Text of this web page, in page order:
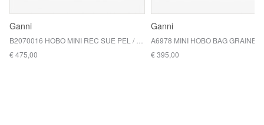
Ganni
€ 475,00
Ganni
€ 395,00